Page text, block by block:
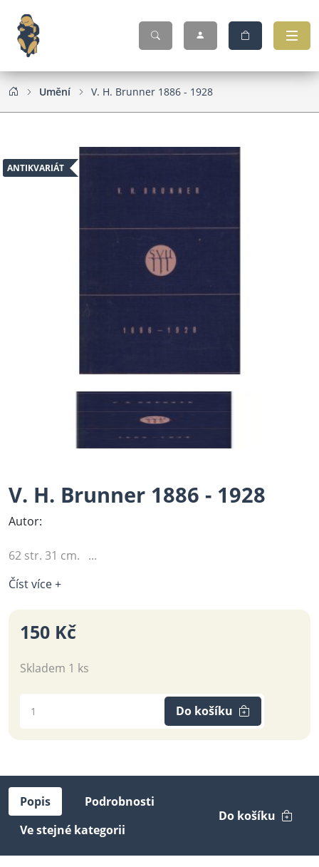
Umění V. H. Brunner 1886 - 1928
ANTIKVARIÁT
V. H. Brunner 1886 - 1928
Autor:
62 str. 31 cm. ...
Číst více +
150 Kč
Skladem 1 ks
Do košíku
Popis
Podrobnosti
Ve stejné kategorii
Do košíku